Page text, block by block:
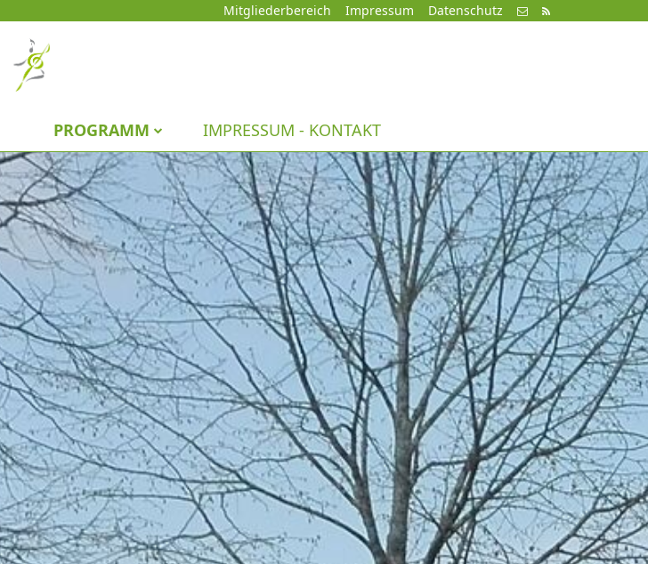
Mitgliederbereich Impressum Datenschutz
PROGRAMM IMPRESSUM - KONTAKT